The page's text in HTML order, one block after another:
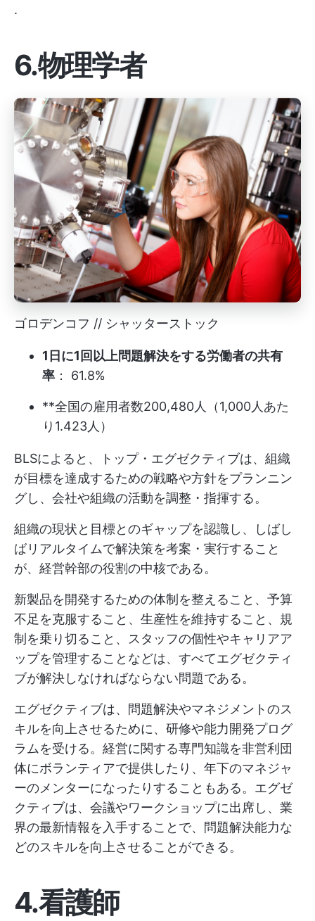
.
6.物理学者
ゴロデンコフ // シャッターストック
1日に1回以上問題解決をする労働者の共有
率 ： 61.8%
**全国の雇用者数200,480人（1,000人あた
り1.423人）
BLSによると、トップ・エグゼクティブは、組織
が目標を達成するための戦略や方針をプランニン
グし、会社や組織の活動を調整・指揮する。
組織の現状と目標とのギャップを認識し、しばし
ばリアルタイムで解決策を考案・実行すること
が、経営幹部の役割の中核である。
新製品を開発するための体制を整えること、予算
不足を克服すること、生産性を維持すること、規
制を乗り切ること、スタッフの個性やキャリアア
ップを管理することなどは、すべてエグゼクティ
ブが解決しなければならない問題である。
エグゼクティブは、問題解決やマネジメントのス
キルを向上させるために、研修や能力開発プログ
ラムを受ける。経営に関する専門知識を非営利団
体にボランティアで提供したり、年下のマネジャ
ーのメンターになったりすることもある。エグゼ
クティブは、会議やワークショップに出席し、業
界の最新情報を入手することで、問題解決能力な
どのスキルを向上させることができる。
4.看護師